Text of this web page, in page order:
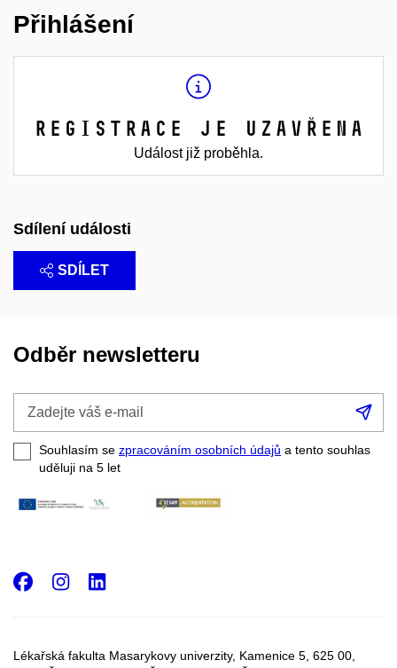
Přihlášení
Registrace je uzavřena
Událost již proběhla.
Sdílení události
SDÍLET
Odběr newsletteru
Zadejte
e-
mail
Souhlasím se zpracováním osobních údajů a tento souhlas
uděluji na 5 let
Lékařská fakulta Masarykovy univerzity, Kamenice 5, 625 00,
Facebook
Instagram